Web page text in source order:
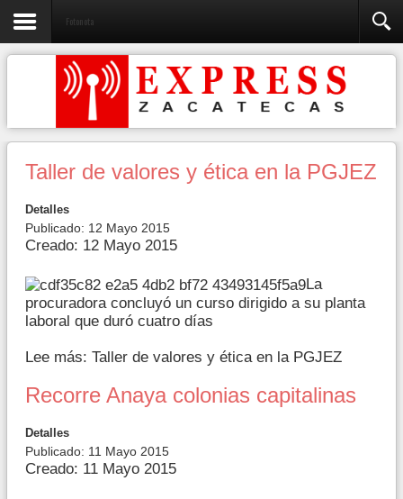
Fotonota
Taller de valores y ética en la PGJEZ
Detalles
Publicado: 12 Mayo 2015
Creado: 12 Mayo 2015
La
procuradora concluyó un curso dirigido a su planta
laboral que duró cuatro días
Lee más: Taller de valores y ética en la PGJEZ
Recorre Anaya colonias capitalinas
Detalles
Publicado: 11 Mayo 2015
Creado: 11 Mayo 2015